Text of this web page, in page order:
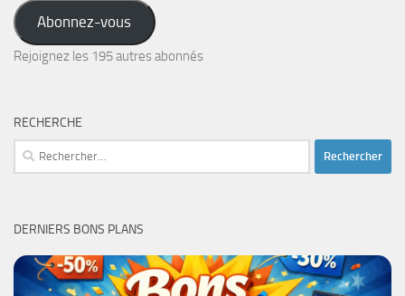
adresse
e-
mail
Abonnez-vous
Rejoignez les 195 autres abonnés
RECHERCHE
Rechercher :
DERNIERS BONS PLANS